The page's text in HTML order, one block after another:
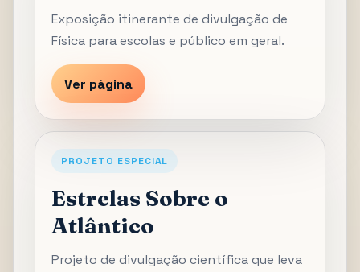
Exposição itinerante de divulgação de
Física para escolas e público em geral.
Ver página
PROJETO ESPECIAL
Estrelas Sobre o
Atlântico
Projeto de divulgação científica que leva